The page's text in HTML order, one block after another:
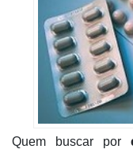
Quem buscar por